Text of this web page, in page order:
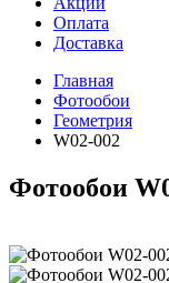
Оплата
Доставка
Главная
Фотообои
Геометрия
W02-002
Фотообои